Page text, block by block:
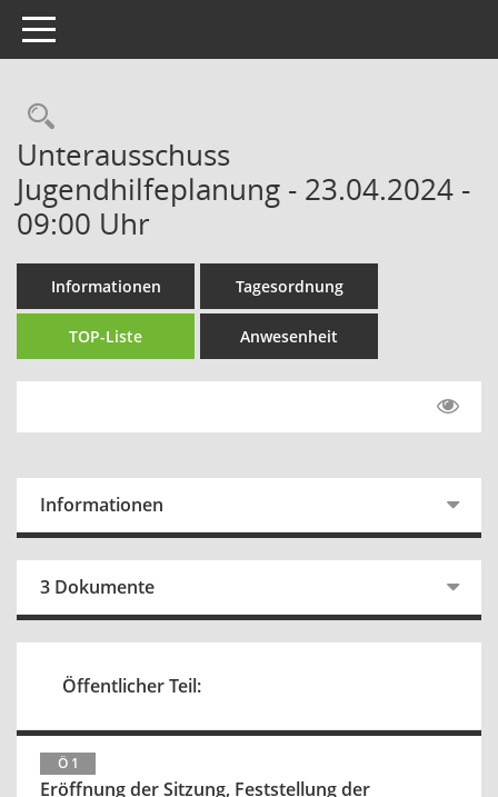
Toggle navigation
Rechercheauswahl
Unterausschuss
Jugendhilfeplanung - 23.04.2024 -
09:00 Uhr
Informationen Tagesordnung
TOP-Liste Anwesenheit
Informationen
3 Dokumente
Öffentlicher Teil:
Ö 1
Eröffnung der Sitzung, Feststellung der